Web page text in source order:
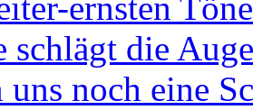
ernsten Töne
schlägt die
uns noch eine